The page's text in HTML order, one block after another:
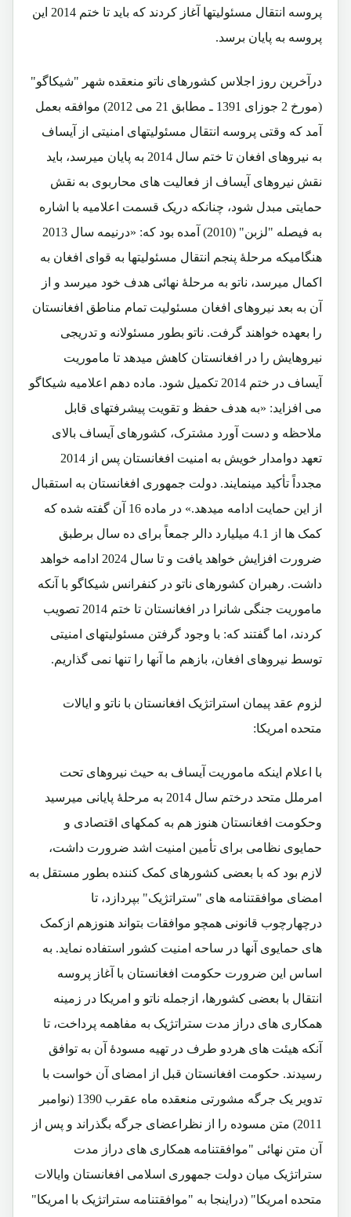
پروسه انتقال مسئولیتها آغاز کردند که باید تا ختم 2014 این
پروسه به پایان برسد.
درآخرین روز اجلاس کشورهای ناتو منعقده شهر "شیکاگو"
(مورخ 2 جوزای 1391 ـ مطابق 21 می 2012) موافقه بعمل
آمد که وقتی پروسه انتقال مسئولیتهای امنیتی از آیساف
به نیروهای افغان تا ختم سال 2014 به پایان میرسد، باید
نقش نیروهای آیساف از فعالیت های محاربوی به نقش
حمایتی مبدل شود، چنانکه دریک قسمت اعلامیه با اشاره
به فیصله "لزبن" (2010) آمده بود که: «درنیمه سال 2013
هنگامیکه مرحلۀ پنجم انتقال مسئولیتها به قوای افغان به
اکمال میرسد، ناتو به مرحلۀ نهائی هدف خود میرسد و از
آن به بعد نیروهای افغان مسئولیت تمام مناطق افغانستان
را بعهده خواهند گرفت. ناتو بطور مسئولانه و تدریجی
نیروهایش را در افغانستان کاهش میدهد تا ماموریت
آیساف در ختم 2014 تکمیل شود. ماده دهم اعلامیه شیکاگو
می افزاید: «به هدف حفظ و تقویت پیشرفتهای قابل
ملاحظه و دست آورد مشترک، کشورهای آیساف بالای
تعهد دوامدار خویش به امنیت افغانستان پس از 2014
مجدداً تأکید مینمایند. دولت جمهوری افغانستان به استقبال
از این حمایت ادامه میدهد.» در ماده 16 آن گفته شده که
کمک ها از 4.1 میلیارد دالر جمعاً برای ده سال برطبق
ضرورت افزایش خواهد یافت و تا سال 2024 ادامه خواهد
داشت. رهبران کشورهای ناتو در کنفرانس شیکاگو با آنکه
ماموریت جنگی شانرا در افغانستان تا ختم 2014 تصویب
کردند، اما گفتند که: با وجود گرفتن مسئولیتهای امنیتی
توسط نیروهای افغان، بازهم ما آنها را تنها نمی گذاریم.
لزوم عقد پیمان استراتژیک افغانستان با ناتو و ایالات
متحده امریکا:
با اعلام اینکه ماموریت آیساف به حیث نیروهای تحت
امرملل متحد درختم سال 2014 به مرحلۀ پایانی میرسید
وحکومت افغانستان هنوز هم به کمکهای اقتصادی و
حمایوی نظامی برای تأمین امنیت اشد ضرورت داشت،
لازم بود که با بعضی کشورهای کمک کننده بطور مستقل به
امضای موافقتنامه های "ستراتژیک" بپردازد، تا
درچهارچوب قانونی همچو موافقات بتواند هنوزهم ازکمک
های حمایوی آنها در ساحه امنیت کشور استفاده نماید. به
اساس این ضرورت حکومت افغانستان با آغاز پروسه
انتقال با بعضی کشورها، ازجمله ناتو و امریکا در زمینه
همکاری های دراز مدت ستراتژیک به مفاهمه پرداخت، تا
آنکه هیئت های هردو طرف در تهیه مسودۀ آن به توافق
رسیدند. حکومت افغانستان قبل از امضای آن خواست با
تدویر یک جرگه مشورتی منعقده ماه عقرب 1390 (نوامبر
2011) متن مسوده را از نظراعضای جرگه بگذراند و پس از
آن متن نهائی "موافقتنامه همکاری های دراز مدت
ستراتژیک میان دولت جمهوری اسلامی افغانستان وایالات
متحده امریکا" (دراینجا به "موافقتنامه ستراتژیک با امریکا"